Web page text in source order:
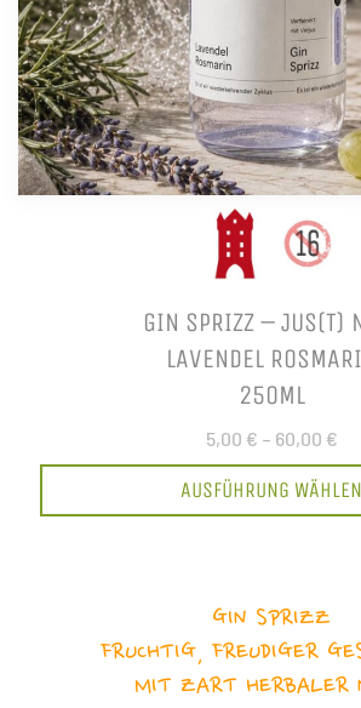
GIN SPRIZZ – JUS(T)
LAVENDEL
250ML
5,00 € – 60,00 €
AUSFÜHRUNG WÄHLEN
GIN SPRIZZ
FRUCHTIG, FREUDIGER
MIT ZART HERBALER